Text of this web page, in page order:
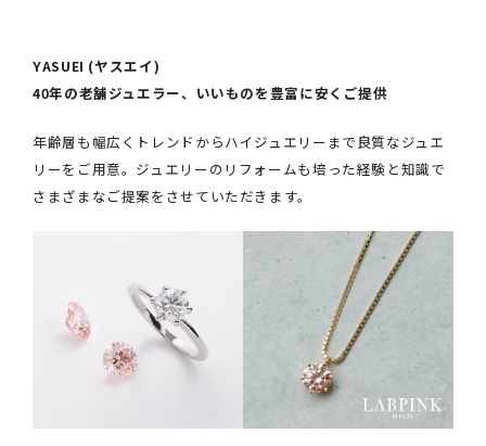
YASUEI (ヤスエイ)
40年の老舗ジュエラー、いいものを豊富に安くご提供
年齢層も幅広くトレンドからハイジュエリーまで良質なジュエ
リーをご用意。ジュエリーのリフォームも培った経験と知識で
さまざまなご提案をさせていただきます。